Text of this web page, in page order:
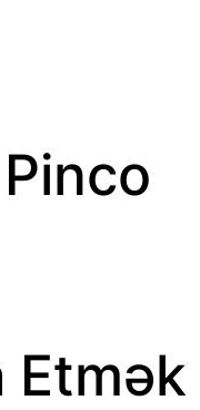
Pinco
Etmək